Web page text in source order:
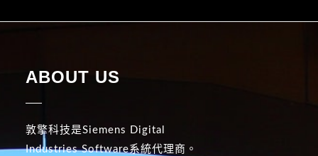
ABOUT US
敦擎科技是Siemens Digital
Industries Software系統代理商。